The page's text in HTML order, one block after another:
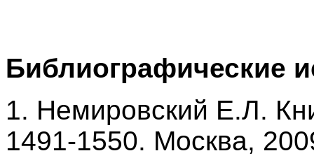
Библиографические
1. Немировский Е.Л.
1491-1550. Москва,